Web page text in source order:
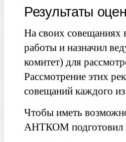
Результаты
На своих совещаниях
работы и назначил
комитет) для
Рассмотрение этих
совещаний каждого
Чтобы иметь
АНТКОМ подготовил